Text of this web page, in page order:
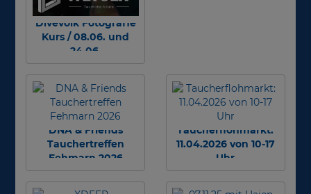
Divevolk Fotografie
Kurs / 08.06. und
24.06.
DNA & Friends
Tauchertreffen
Fehmarn 2026
Taucherflohmarkt:
11.04.2026 von 10-17
Uhr